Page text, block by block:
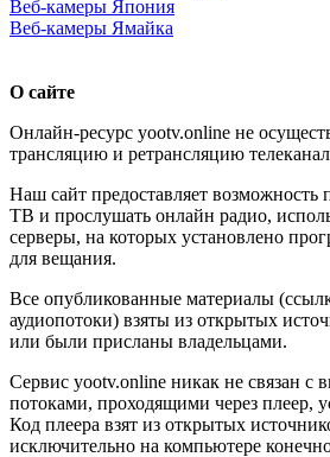
Веб-камеры Япония
Веб-камеры Ямайка
О сайте
Онлайн-ресурс yootv.online не
трансляцию и ретрансляцию
Наш сайт предоставляет возможность
ТВ и прослушать онлайн радио,
серверы, на которых установлено
для вещания.
Все опубликованные материалы
аудиопотоки) взяты из открытых
или были присланы владельцами.
Сервис yootv.online никак не связан с
потоками, проходящими через плеер,
Код плеера взят из открытых
исключительно на компьютере